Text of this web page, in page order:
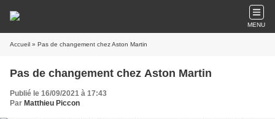
MENU
Accueil » Pas de changement chez Aston Martin
Pas de changement chez Aston Martin
Publié le 16/09/2021 à 17:43
Par Matthieu Piccon